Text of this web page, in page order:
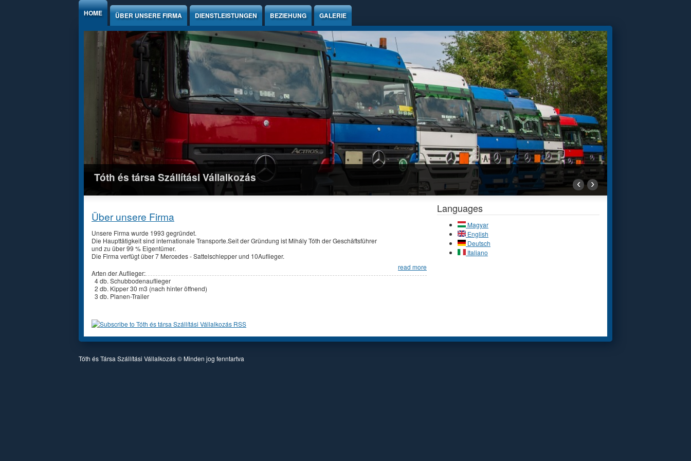
HOME ÜBER UNSERE FIRMA DIENSTLEISTUNGEN BEZIEHUNG GALERIE
Tóth és társa Szállítási Vállalkozás ‹ ›
Über unsere Firma
Unsere Firma wurde 1993 gegründet.
Die Haupttätigkeit sind internationale Transporte.Seit der Gründung ist Mihály Tóth der Geschäftsführer
und zu über 99 % Eigentümer.
Die Firma verfügt über 7 Mercedes - Sattelschlepper und 10Auflieger.
Arten der Auflieger:
4 db. Schubbodenauflieger
2 db. Kipper 30 m3 (nach hinter öffnend)
3 db. Planen-Trailer
read more
Languages
Magyar
English
Deutsch
Italiano
Tóth és Társa Szállítási Vállalkozás © Minden jog fenntartva